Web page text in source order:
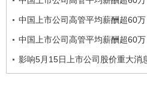
中国上市公司高管平均薪酬超60
中国上市公司高管平均薪酬超60
影响5月15日上市公司股价重大消